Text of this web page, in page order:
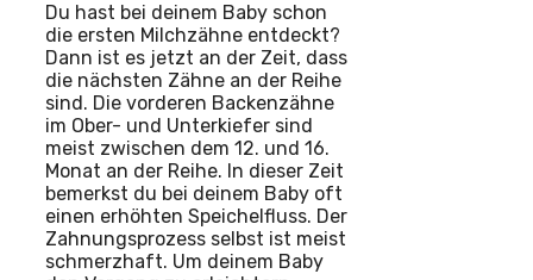
Du hast bei deinem Baby schon
die ersten Milchzähne entdeckt?
Dann ist es jetzt an der Zeit, dass
die nächsten Zähne an der Reihe
sind. Die vorderen Backenzähne
im Ober- und Unterkiefer sind
meist zwischen dem 12. und 16.
Monat an der Reihe. In dieser Zeit
bemerkst du bei deinem Baby oft
einen erhöhten Speichelfluss. Der
Zahnungsprozess selbst ist meist
schmerzhaft. Um deinem Baby